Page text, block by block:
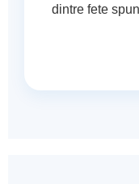
dintre fete